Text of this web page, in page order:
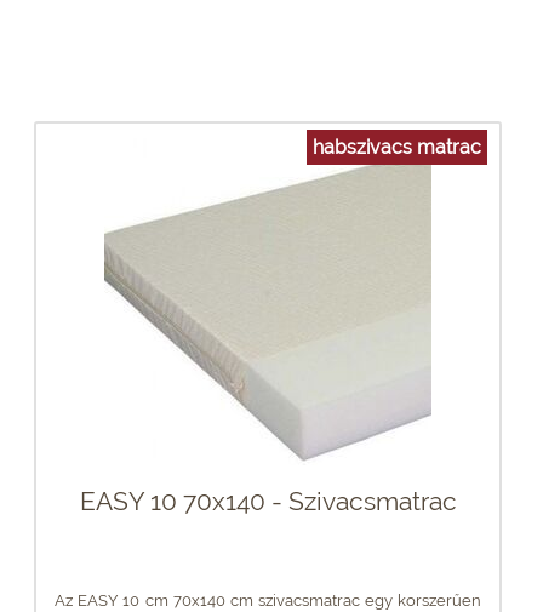
habszivacs matrac
EASY 10 70x140 - Szivacsmatrac
Az EASY 10 cm 70x140 cm szivacsmatrac egy korszerűen